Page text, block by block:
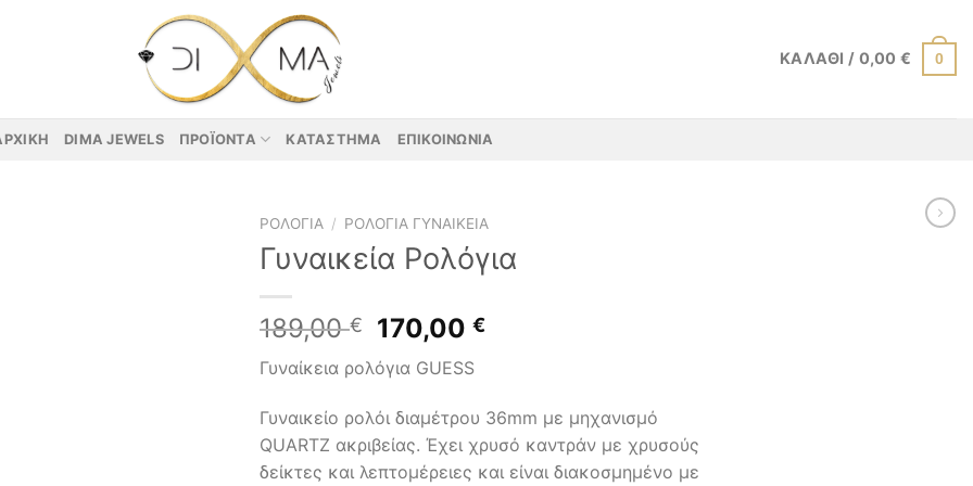
ΚΑΛΆΘΙ / 0,00€ 0
DIMA JEWELS ΠΡΟΪΌΝΤΑ ΚΑΤΆΣΤΗΜΑ ΕΠΙΚΟΙΝΩΝΊΑ
ΡΟΛΌΓΙΑ / ΡΟΛΌΓΙΑ ΓΥΝΑΙΚΕΊΑ
Γυναικεία Ρολόγια
189,00€
Original
price
was:
189,00 €.
170,00€Η
είναι:
170,00 €.
Γυναίκεια ρολόγια GUESS
Γυναικείο ρολόι διαμέτρου 36mm με μηχανισμό
QUARTZ ακριβείας. Έχει χρυσό καντράν με χρυσούς
δείκτες και λεπτομέρειες και είναι διακοσμημένο με